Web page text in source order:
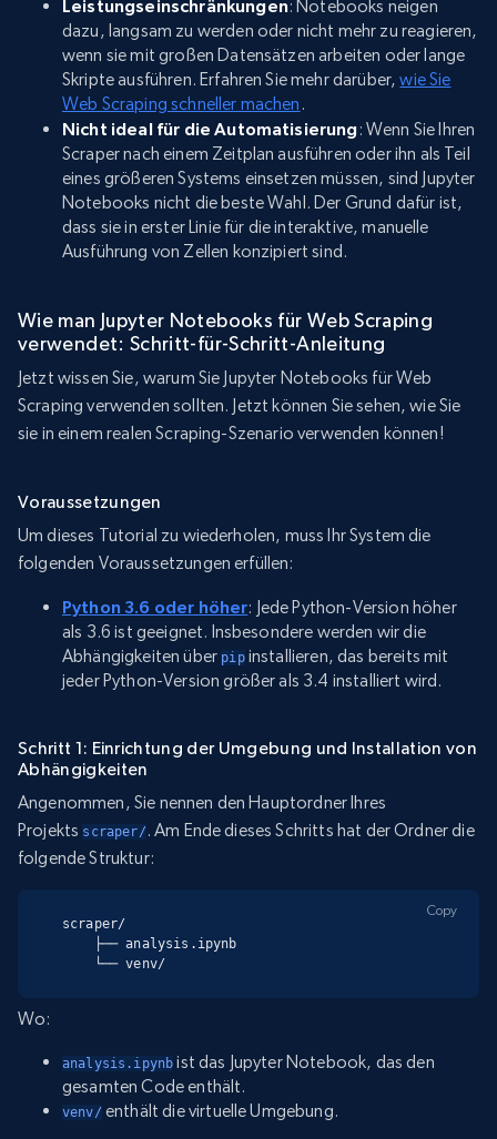
Leistungseinschränkungen: Notebooks neigen
dazu, langsam zu werden oder nicht mehr zu reagieren,
wenn sie mit großen Datensätzen arbeiten oder lange
Skripte ausführen. Erfahren Sie mehr darüber,wie Sie
Web Scraping schneller machen .
Nicht ideal für die Automatisierung: Wenn Sie Ihren
Scraper nach einem Zeitplan ausführen oder ihn als Teil
eines größeren Systems einsetzen müssen, sind Jupyter
Notebooks nicht die beste Wahl. Der Grund dafür ist,
dass sie in erster Linie für die interaktive, manuelle
Ausführung von Zellen konzipiert sind.
Wie man Jupyter Notebooks für Web Scraping
verwendet: Schritt-für-Schritt-Anleitung
Jetzt wissen Sie, warum Sie Jupyter Notebooks für Web
Scraping verwenden sollten. Jetzt können Sie sehen, wie Sie
sie in einem realen Scraping-Szenario verwenden können!
Voraussetzungen
Um dieses Tutorial zu wiederholen, muss Ihr System die
folgenden Voraussetzungen erfüllen:
Python 3.6 oder höher: Jede Python-Version höher
als 3.6 ist geeignet. Insbesondere werden wir die
Abhängigkeiten über pipinstallieren, das bereits mit
jeder Python-Version größer als 3.4 installiert wird.
Schritt 1: Einrichtung der Umgebung und Installation von
Abhängigkeiten
Angenommen, Sie nennen den Hauptordner Ihres
Projekts scraper/. Am Ende dieses Schritts hat der Ordner die
folgende Struktur:
scraper/
    └── venv/
Copy
Wo:
analysis.ipynb ist das Jupyter Notebook, das den
gesamten Code enthält.
venv/enthält die virtuelle Umgebung.